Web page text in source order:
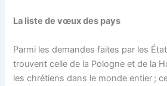
La liste de vœux des pays
Parmi les demandes faites par les
trouvent celle de la Pologne et de la
les chrétiens dans le monde entier ;